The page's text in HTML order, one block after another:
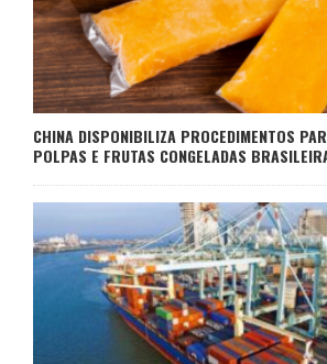
CHINA DISPONIBILIZA PROCEDIMENTOS
POLPAS E FRUTAS CONGELADAS